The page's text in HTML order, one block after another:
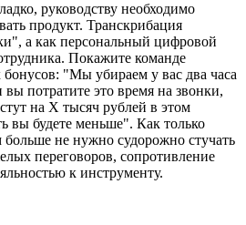
руководству необходимо
продукт. Транскрибация
а как персональный цифровой
Покажите команде
"Мы убираем у вас два часа
потратите это время на звонки,
на X тысяч рублей в этом
вы будете меньше". Как только
не нужно судорожно стучать
переговоров, сопротивление
к инструменту.